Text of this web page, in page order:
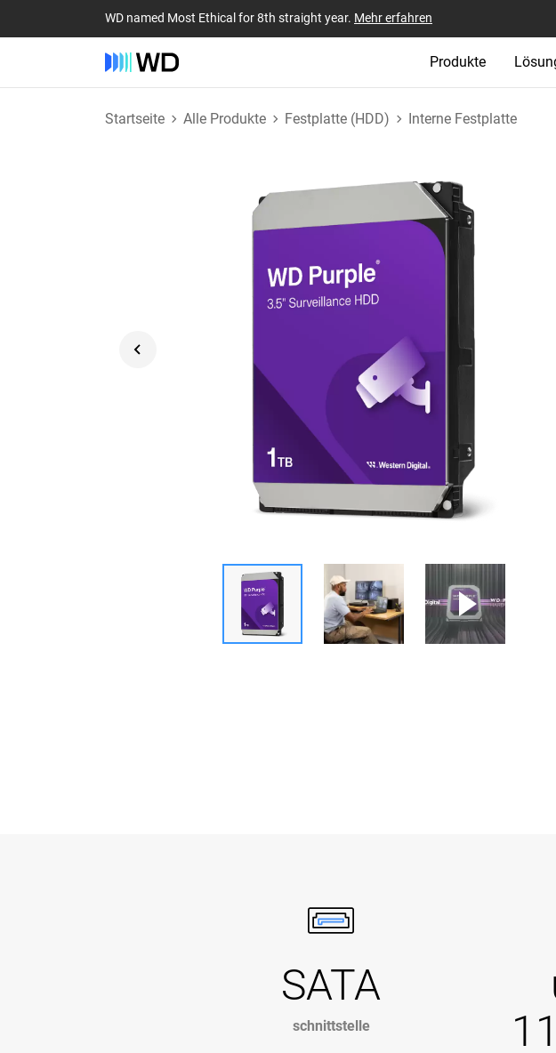
WD named Most Ethical for 8th straight year. Mehr erfahren
Produkte
Startseite Alle Produkte Festplatte (HDD) Interne Festplatte
SATA
schnittstelle